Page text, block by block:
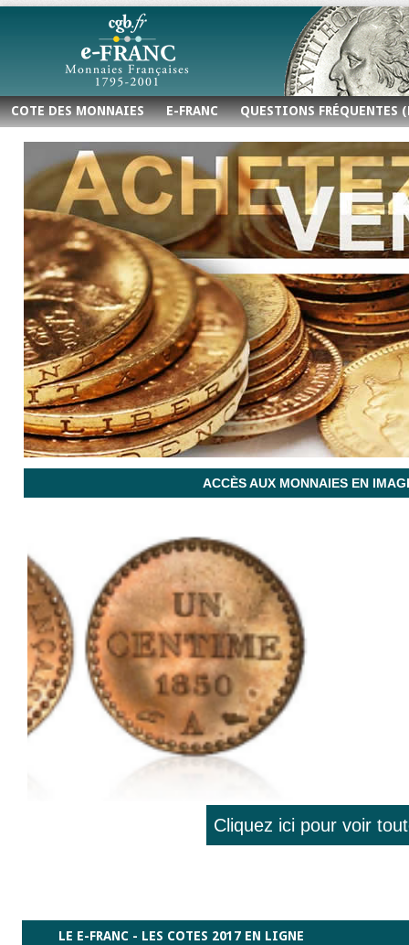
COTE DES MONNAIES E-FRANC QUESTIONS FRÉQUENTES
ACCÈS AUX MONNAIES EN
Cliquez ici pour voir
LE E-FRANC - LES COTES 2017 EN LIGNE